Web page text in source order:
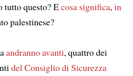
tutto questo? Ecosa significa,in
palestinese?
andranno avanti, quattro dei
del Consiglio di Sicurezza